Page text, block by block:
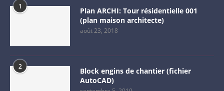
1
Plan ARCHI: Tour résidentielle 001
(plan maison architecte)
août 23, 2018
2
Block engins de chantier (fichier
AutoCAD)